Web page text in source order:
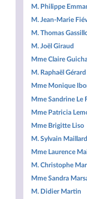
M. Philippe
M. Jean-Marie
M. Thomas
M. Joël Giraud
Mme Claire
M. Raphaël Gérard
Mme Monique
Mme Sandrine Le
Mme Patricia
Mme Brigitte Liso
M. Sylvain Maillard
Mme Laurence
M. Christophe
Mme Sandra
M. Didier Martin